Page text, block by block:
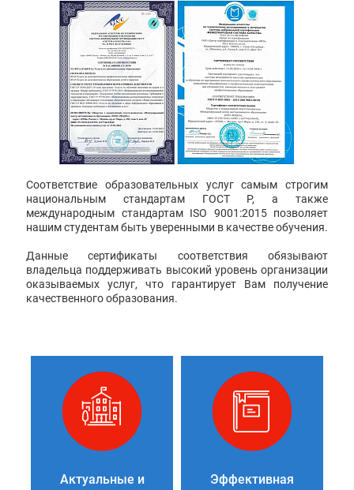
Соответствие образовательных услуг самым строгим
национальным стандартам ГОСТ Р, а также
международным стандартам ISO 9001:2015 позволяет
нашим студентам быть уверенными в качестве обучения.
Данные сертификаты соответствия обязывают
владельца поддерживать высокий уровень организации
оказываемых услуг, что гарантирует Вам получение
качественного образования.
Актуальные и
Эффективная